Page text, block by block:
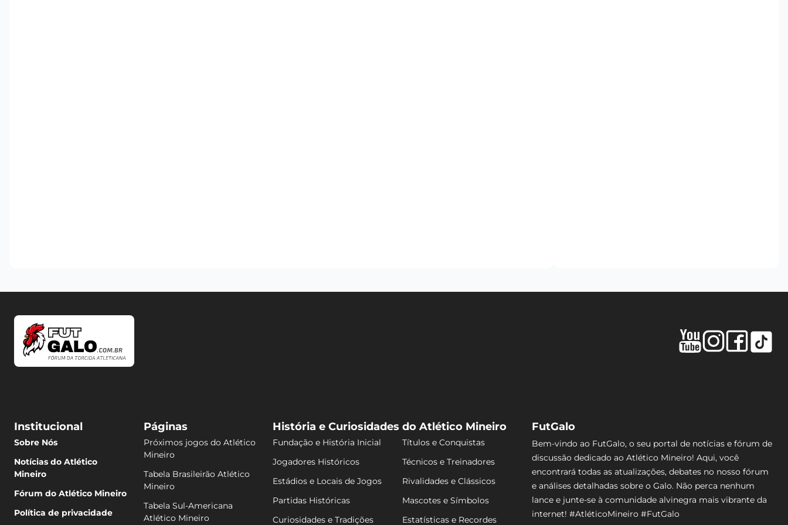
Institucional
Sobre Nós
Notícias do Atlético
Mineiro
Fórum do Atlético Mineiro
Política de privacidade
Páginas
Próximos jogos do Atlético
Mineiro
Tabela Brasileirão Atlético
Mineiro
Tabela Sul-Americana
Atlético Mineiro
História e Curiosidades do Atlético Mineiro
Fundação e História Inicial
Títulos e Conquistas
Jogadores Históricos
Técnicos e Treinadores
Estádios e Locais de Jogos
Rivalidades e Clássicos
Partidas Históricas
Mascotes e Símbolos
Curiosidades e Tradições
Estatísticas e Recordes
FutGalo
Bem-vindo ao FutGalo, o seu portal de notícias e fórum de
discussão dedicado ao Atlético Mineiro! Aqui, você
encontrará todas as atualizações, debates no nosso fórum
e análises detalhadas sobre o Galo. Não perca nenhum
lance e junte-se à comunidade alvinegra mais vibrante da
internet! #AtléticoMineiro #FutGalo